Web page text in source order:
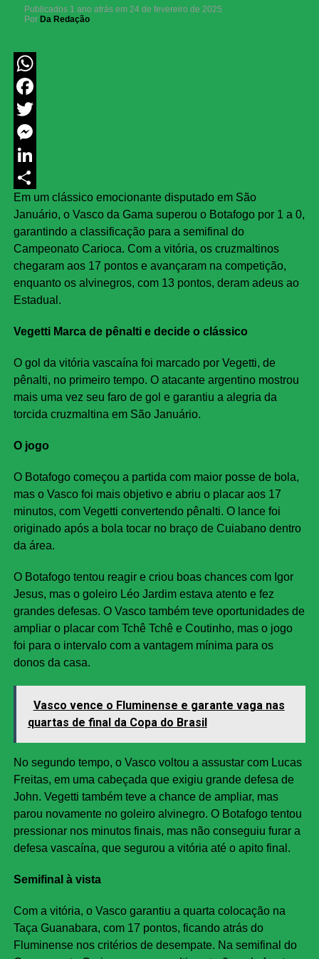
Publicados 1 ano atrás em 24 de fevereiro de 2025
Por Da Redação
WhatsApp
Facebook
Twitter
Messenger
LinkedIn
Share
Em um clássico emocionante disputado em São
Januário, o Vasco da Gama superou o Botafogo por 1 a 0,
garantindo a classificação para a semifinal do
Campeonato Carioca. Com a vitória, os cruzmaltinos
chegaram aos 17 pontos e avançaram na competição,
enquanto os alvinegros, com 13 pontos, deram adeus ao
Estadual.
Vegetti Marca de pênalti e decide o clássico
O gol da vitória vascaína foi marcado por Vegetti, de
pênalti, no primeiro tempo. O atacante argentino mostrou
mais uma vez seu faro de gol e garantiu a alegria da
torcida cruzmaltina em São Januário.
O jogo
O Botafogo começou a partida com maior posse de bola,
mas o Vasco foi mais objetivo e abriu o placar aos 17
minutos, com Vegetti convertendo pênalti. O lance foi
originado após a bola tocar no braço de Cuiabano dentro
da área.
O Botafogo tentou reagir e criou boas chances com Igor
Jesus, mas o goleiro Léo Jardim estava atento e fez
grandes defesas. O Vasco também teve oportunidades de
ampliar o placar com Tchê Tchê e Coutinho, mas o jogo
foi para o intervalo com a vantagem mínima para os
donos da casa.
Vasco vence o Fluminense e garante vaga nas
quartas de final da Copa do Brasil
No segundo tempo, o Vasco voltou a assustar com Lucas
Freitas, em uma cabeçada que exigiu grande defesa de
John. Vegetti também teve a chance de ampliar, mas
parou novamente no goleiro alvinegro. O Botafogo tentou
pressionar nos minutos finais, mas não conseguiu furar a
defesa vascaína, que segurou a vitória até o apito final.
Semifinal à vista
Com a vitória, o Vasco garantiu a quarta colocação na
Taça Guanabara, com 17 pontos, ficando atrás do
Fluminense nos critérios de desempate. Na semifinal do